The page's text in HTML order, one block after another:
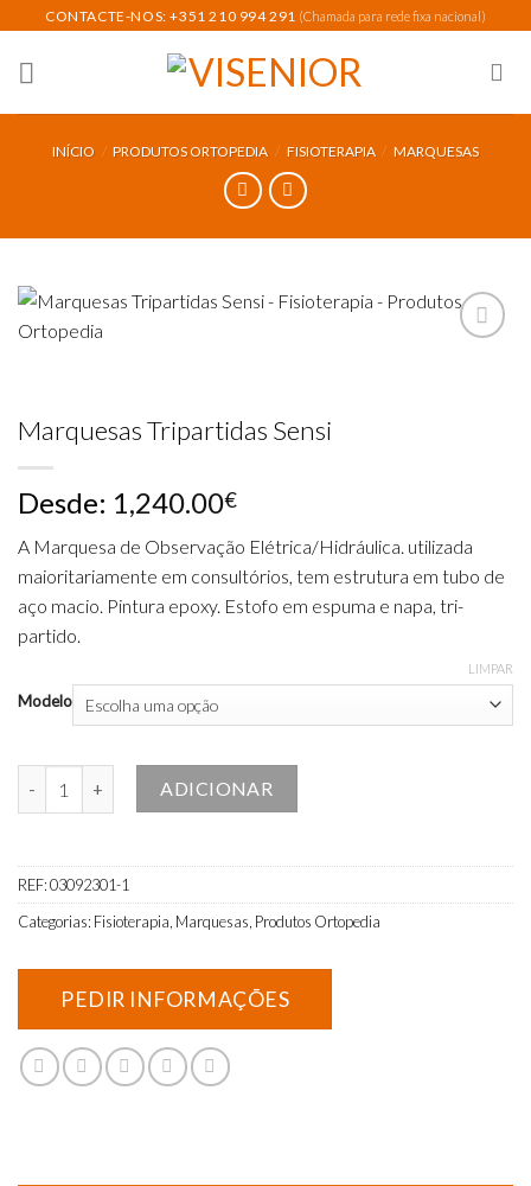
content
CONTACTE-NOS: +351 210 994 291 (Chamada para rede fixa nacional)
INÍCIO / PRODUTOS ORTOPEDIA / FISIOTERAPIA / MARQUESAS
Marquesas Tripartidas Sensi
Desde: 1,240.00€
A Marquesa de Observação Elétrica/Hidráulica. utilizada
maioritariamente em consultórios, tem estrutura em tubo de
aço macio. Pintura epoxy. Estofo em espuma e napa, tri-
partido.
Modelo
LIMPAR
Quantidade de Marquesas Tripartidas Sensi
ADICIONAR
REF:03092301-1
Categorias: Fisioterapia, Marquesas, Produtos Ortopedia